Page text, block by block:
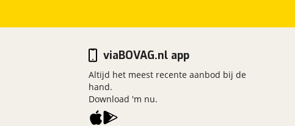
viaBOVAG.nl app
Altijd het meest recente aanbod bij de
hand.
Download 'm nu.